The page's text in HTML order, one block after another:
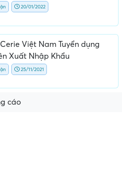
20/01/2022
Việt Nam Tuyển dụng
Xuất Nhập Khẩu
25/11/2021
cáo
Yêu cầu ký kết giấy tờ không rõ
ràng hoặc nộp giấy tờ gốc